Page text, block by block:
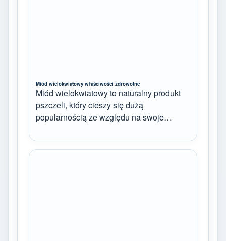
Miód wielokwiatowy właściwości zdrowotne
Miód wielokwiatowy to naturalny produkt
pszczeli, który cieszy się dużą
popularnością ze względu na swoje…